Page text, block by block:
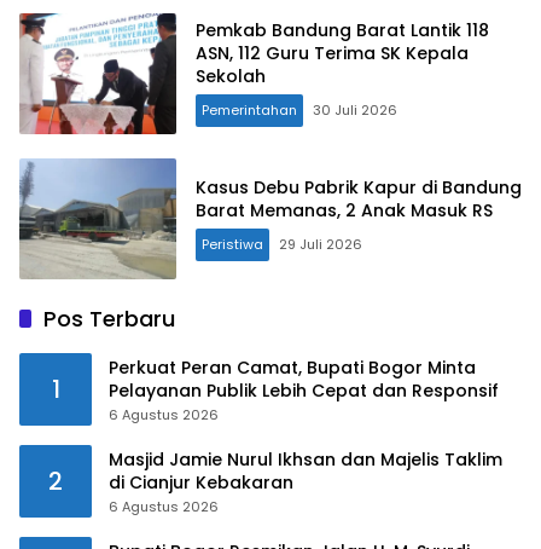
Pemkab Bandung Barat Lantik 118
ASN, 112 Guru Terima SK Kepala
Sekolah
Pemerintahan 30 Juli 2026
Kasus Debu Pabrik Kapur di Bandung
Barat Memanas, 2 Anak Masuk RS
Peristiwa 29 Juli 2026
Pos Terbaru
1
Perkuat Peran Camat, Bupati Bogor Minta
Pelayanan Publik Lebih Cepat dan Responsif
6 Agustus 2026
2
Masjid Jamie Nurul Ikhsan dan Majelis Taklim
di Cianjur Kebakaran
6 Agustus 2026